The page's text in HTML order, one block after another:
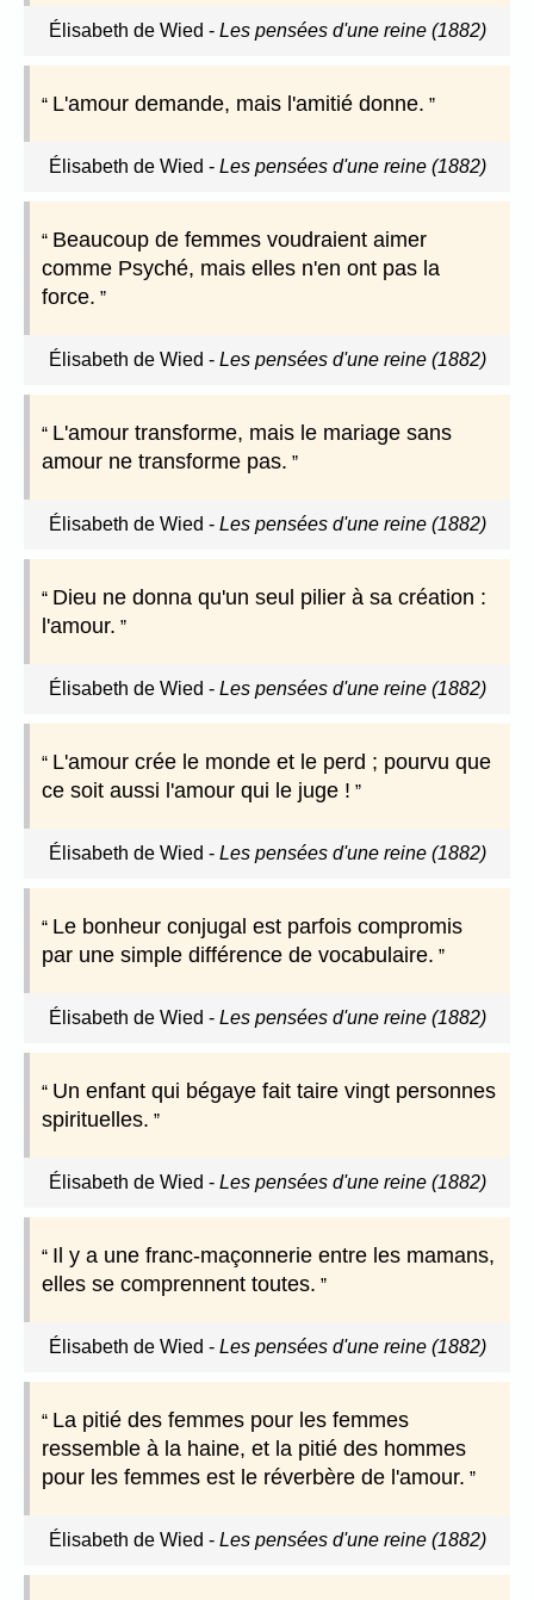
Élisabeth de Wied - Les pensées d'une reine (1882)
L'amour demande, mais l'amitié donne.
Élisabeth de Wied - Les pensées d'une reine (1882)
Beaucoup de femmes voudraient aimer
comme Psyché, mais elles n'en ont pas la
force.
Élisabeth de Wied - Les pensées d'une reine (1882)
L'amour transforme, mais le mariage sans
amour ne transforme pas.
Élisabeth de Wied - Les pensées d'une reine (1882)
Dieu ne donna qu'un seul pilier à sa création :
l'amour.
Élisabeth de Wied - Les pensées d'une reine (1882)
L'amour crée le monde et le perd ; pourvu que
ce soit aussi l'amour qui le juge !
Élisabeth de Wied - Les pensées d'une reine (1882)
Le bonheur conjugal est parfois compromis
par une simple différence de vocabulaire.
Élisabeth de Wied - Les pensées d'une reine (1882)
Un enfant qui bégaye fait taire vingt personnes
spirituelles.
Élisabeth de Wied - Les pensées d'une reine (1882)
Il y a une franc-maçonnerie entre les mamans,
elles se comprennent toutes.
Élisabeth de Wied - Les pensées d'une reine (1882)
La pitié des femmes pour les femmes
ressemble à la haine, et la pitié des hommes
pour les femmes est le réverbère de l'amour.
Élisabeth de Wied - Les pensées d'une reine (1882)